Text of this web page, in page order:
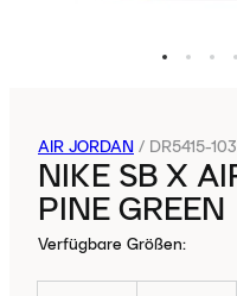
AIR JORDAN / DR5415-103
NIKE SB X
PINE GREEN
Verfügbare Größen: